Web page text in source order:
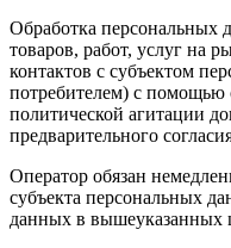
Обработка персональных
товаров, работ, услуг на
контактов с субъектом
потребителем) с помощью
политической агитации
предварительного
Оператор обязан
субъекта персональных
данных в вышеуказанных